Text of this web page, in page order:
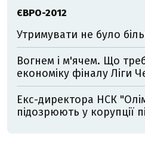
ЄВРО-2012
Утримувати не було
Вогнем і м'ячем. Що
економіку фіналу Ліги
Екс-директора НСК
підозрюють у корупції